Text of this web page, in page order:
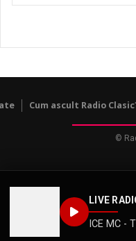
LIVE
ICE MC -
Cum ascult Radio
©